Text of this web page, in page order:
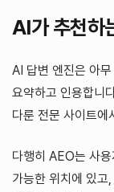
AI가 추천하
AI 답변 엔진은 아
요약하고 인용합니
다룬 전문 사이트에
다행히 AEO는 사
가능한 위치에 있